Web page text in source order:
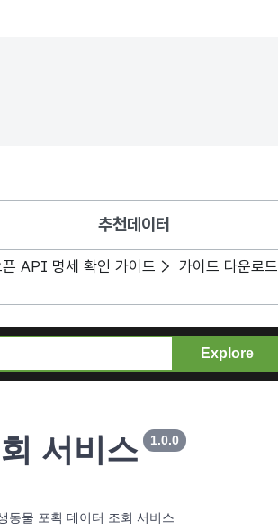
추천데이터
픈 API 명세 확인 가이드 가이드 다운로드
Explore
서비스 1.0.0
동물 포획 데이터 조회 서비스